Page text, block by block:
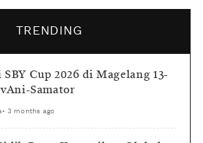
TRENDING
Cup 2026 di Magelang 13-
Samator
• 3 months ago